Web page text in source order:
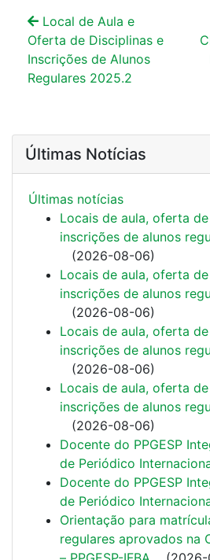
Local de Aula e
Oferta de Disciplinas e
Inscrições de Alunos
Regulares 2025.2
Últimas Notícias
Últimas notí­cias
Locais de aula, oferta
inscrições de alunos
(2026-08-06)
Locais de aula, oferta
inscrições de alunos
(2026-08-06)
Locais de aula, oferta
inscrições de alunos
(2026-08-06)
Locais de aula, oferta
inscrições de alunos
(2026-08-06)
Docente do PPGESP
de Periódico
Docente do PPGESP
de Periódico
Orientação para
regulares aprovados na